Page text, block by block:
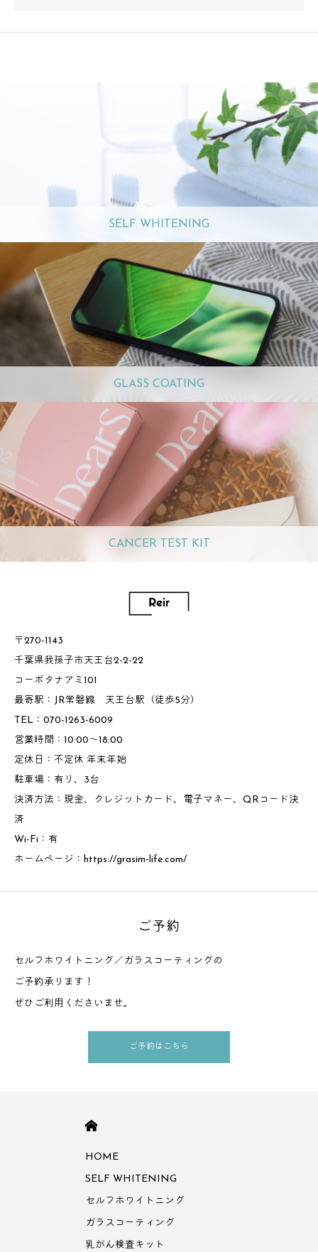
SELF WHITENING
GLASS COATING
CANCER TEST KIT
〒270-1143
千葉県我孫子市天王台2-2-22
コーポタナアミ101
最寄駅：JR常磐線 天王台駅（徒歩5分）
TEL：070-1263-6009
営業時間：10:00～18:00
定休日：不定休 年末年始
駐車場：有り、3台
決済方法：現金、クレジットカード、電子マネー、QRコード決
済
Wi-Fi：有
ホームページ： https://grasim-life.com/
ご予約
セルフホワイトニング／ガラスコーティングの
ご予約承ります！
ぜひご利用くださいませ。
ご予約はこちら
HOME
SELF WHITENING
セルフホワイトニング
ガラスコーティング
乳がん検査キット